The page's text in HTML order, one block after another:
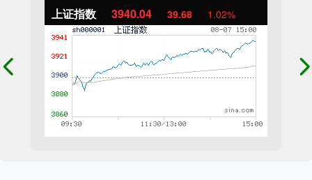
上证指数 3940.04 39.68 1.02%